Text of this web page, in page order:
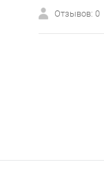
Отзывов: 0